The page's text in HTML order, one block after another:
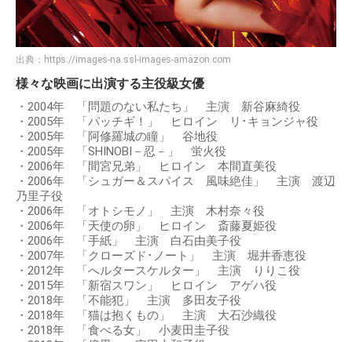
出典： https://images-na.ssl-images-amazon.com
様々な映画に出演する主役級女優
・2004年 「問題のない私たち」 主演 新谷麻綺役
・2005年 「パッチギ！」 ヒロイン リ･キョンジャ役
・2005年 「阿修羅城の瞳」 谷地役
・2005年 「SHINOBI－忍－」 蛍火役
・2006年 「間宮兄弟」 ヒロイン 本間直美役
・2006年 「シュガー＆スパイス 風味絶佳」 主演 渡辺
乃里子役
・2006年 「オトシモノ」 主演 木村奈々役
・2006年 「天使の卵」 ヒロイン 斎藤夏姫役
・2006年 「手紙」 主演 白石由美子役
・2007年 「クローズド･ノート」 主演 堀井香恵役
・2012年 「へルタースケルター」 主演 りりこ役
・2015年 「新宿スワン」 ヒロイン アゲハ役
・2018年 「不能犯」 主演 多田友子役
・2018年 「猫は抱くもの」 主演 大石沙織役
・2018年 「食べる女」 小麦田圭子役